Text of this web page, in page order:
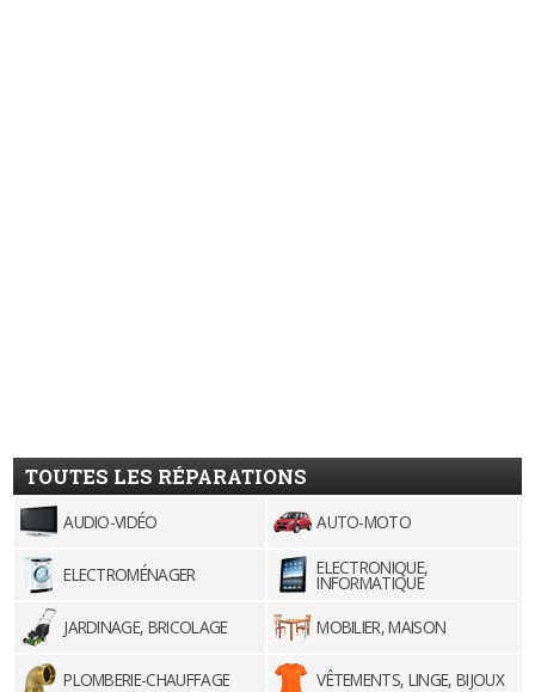
TOUTES LES RÉPARATIONS
AUDIO-VIDÉO AUTO-MOTO
ELECTROMÉNAGER ELECTRONIQUE,
INFORMATIQUE
JARDINAGE, BRICOLAGE
MOBILIER, MAISON
PLOMBERIE-CHAUFFAGE VÊTEMENTS, LINGE, BIJOUX